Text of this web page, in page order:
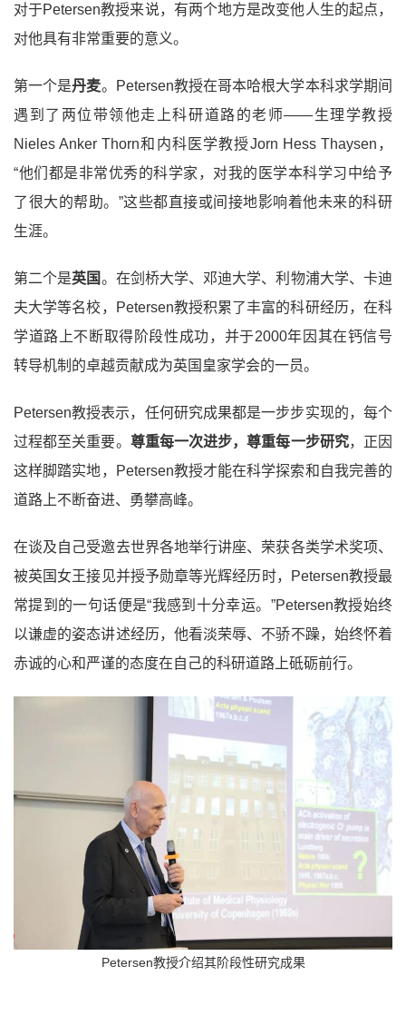
对于Petersen教授来说，有两个地方是改变他人生的起点，
对他具有非常重要的意义。
第一个是丹麦。Petersen教授在哥本哈根大学本科求学期间
遇到了两位带领他走上科研道路的老师——生理学教授
Nieles Anker Thorn和内科医学教授Jorn Hess Thaysen，
“他们都是非常优秀的科学家，对我的医学本科学习中给予
了很大的帮助。”这些都直接或间接地影响着他未来的科研
生涯。
第二个是英国 。在剑桥大学、邓迪大学、利物浦大学、卡迪
夫大学等名校，Petersen教授积累了丰富的科研经历，在科
学道路上不断取得阶段性成功，并于2000年因其在钙信号
转导机制的卓越贡献成为英国皇家学会的一员。
Petersen教授表示，任何研究成果都是一步步实现的，每个
过程都至关重要。 尊重每一次进步，尊重每一步研究，正因
这样脚踏实地，Petersen教授才能在科学探索和自我完善的
道路上不断奋进、勇攀高峰。
在谈及自己受邀去世界各地举行讲座、荣获各类学术奖项、
被英国女王接见并授予勋章等光辉经历时，Petersen教授最
常提到的一句话便是“我感到十分幸运。”Petersen教授始终
以谦虚的姿态讲述经历，他看淡荣辱、不骄不躁，始终怀着
赤诚的心和严谨的态度在自己的科研道路上砥砺前行。
Petersen教授介绍其阶段性研究成果